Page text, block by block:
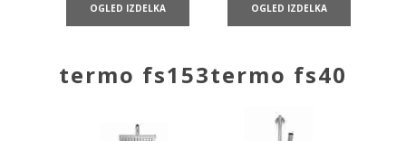
OGLED IZDELKA OGLED IZDELKA
termo fs153termo fs40